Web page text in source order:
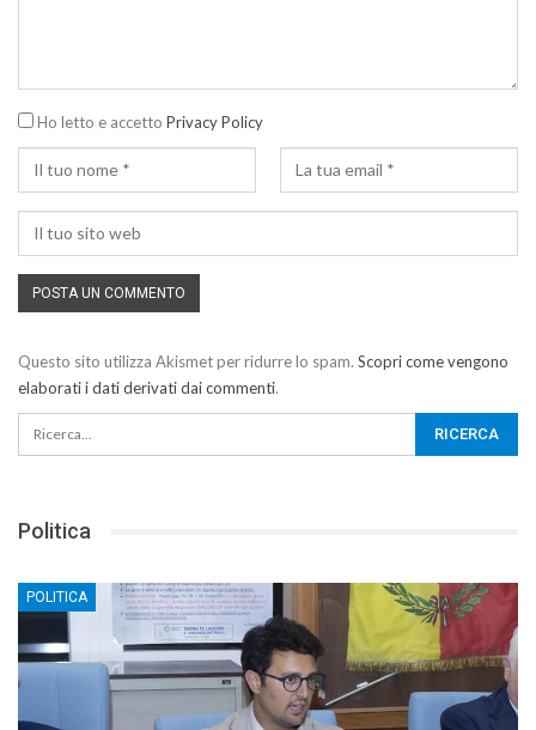
Ho letto e accetto Privacy Policy
Questo sito utilizza Akismet per ridurre lo spam. Scopri come vengono
elaborati i dati derivati dai commenti.
Politica
POLITICA